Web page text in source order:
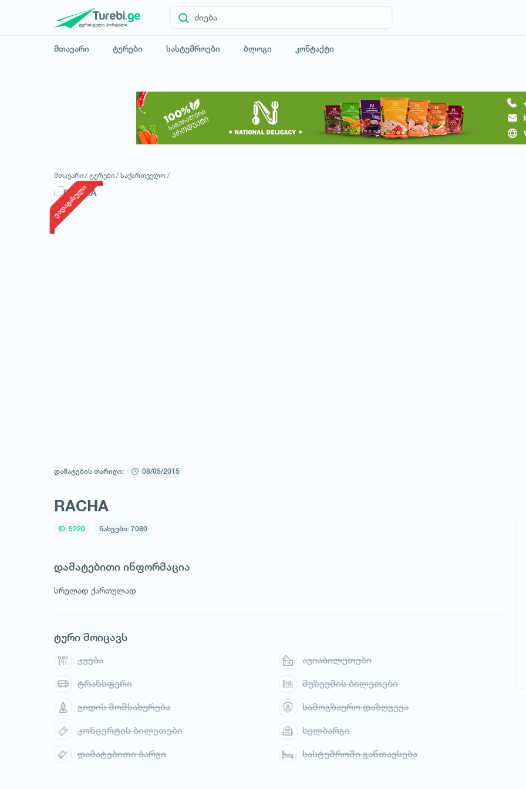
მთავარი ტურები სასტუმროები ბლოგი კონტაქტი
მოითხოვე ტური
მთავარი / ტურები / საქართველო /
ვადაგასული
დამატების თარიღი: 08/05/2015
RACHA
ID: 5220 ნახვები: 7080
დამატებითი ინფორმაცია
სრულად ქართულად
ტური მოიცავს
კვება ავიაბილეთები
ტრანსფერი მუზეუმის ბილეთები
გიდის მომსახურება სამოგზაურო დაზღვევა
კონცერტის ბილეთები ხელბარგი
დამატებითი ბარგი სასტუმროში განთავსება